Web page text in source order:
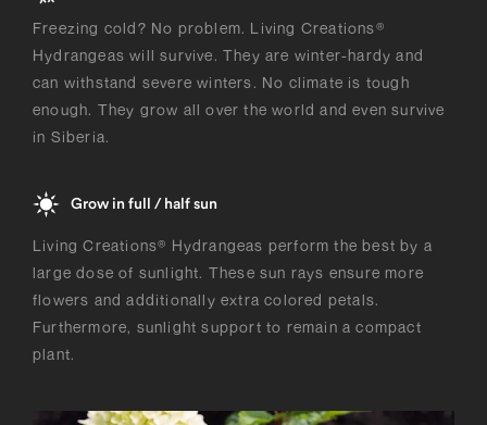
Freezing cold? No problem. Living Creations®
Hydrangeas will survive. They are winter-hardy and
can withstand severe winters. No climate is tough
enough. They grow all over the world and even survive
in Siberia.
Grow in full / half sun
Living Creations® Hydrangeas perform the best by a
large dose of sunlight. These sun rays ensure more
flowers and additionally extra colored petals.
Furthermore, sunlight support to remain a compact
plant.